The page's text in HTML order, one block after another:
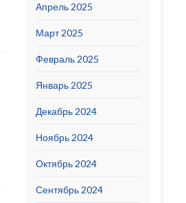
Апрель 2025
Март 2025
Февраль 2025
Январь 2025
Декабрь 2024
Ноябрь 2024
Октябрь 2024
Сентябрь 2024